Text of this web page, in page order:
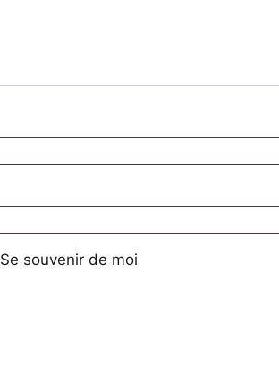
Se souvenir de moi